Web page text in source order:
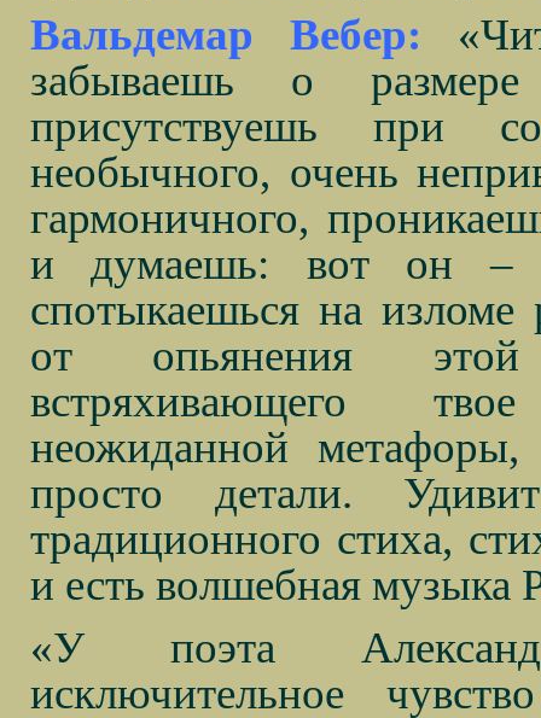
Вальдемар Вебер:
забываешь о
присутствуешь при
необычного, очень
гармоничного,
и думаешь: вот он –
спотыкаешься на изломе
от опьянения этой
встряхивающего
неожиданной метафоры,
просто детали.
традиционного стиха,
и есть волшебная музыка
«У поэта
исключительное